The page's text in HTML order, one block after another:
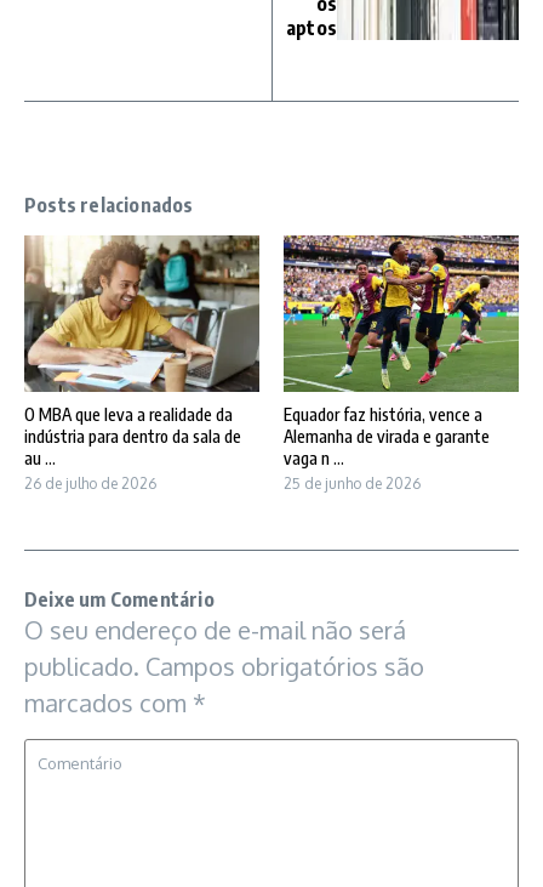
aptos
Posts relacionados
O MBA que leva a realidade da
indústria para dentro da sala de
au ...
26 de julho de 2026
Equador faz história, vence a
Alemanha de virada e garante
vaga n ...
25 de junho de 2026
Deixe um Comentário
O seu endereço de e-mail não será
publicado. Campos obrigatórios são
marcados com *